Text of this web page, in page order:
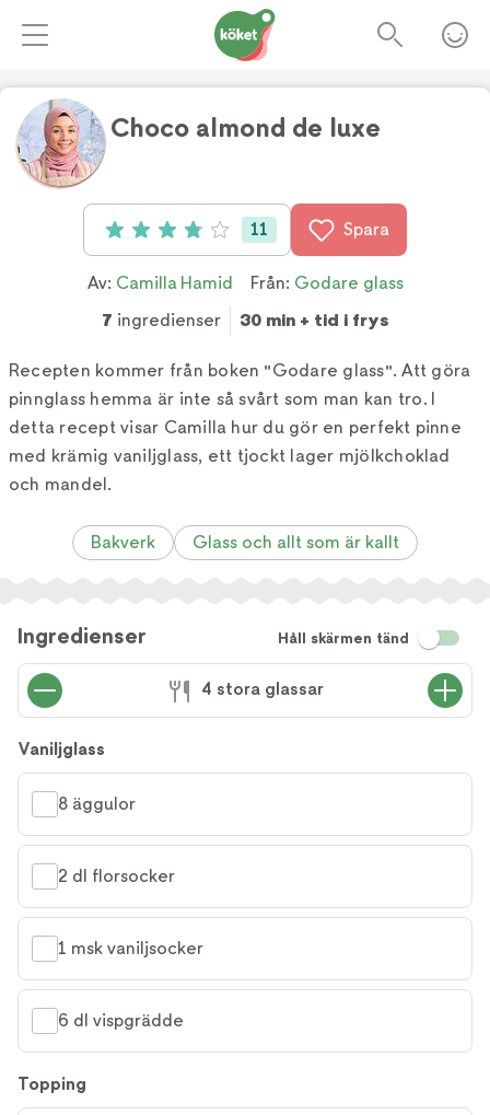
Choco almond de luxe
Betyg: 3.9 av 5 (11 röster)
11 Spara
Av: Camilla Hamid Från: Godare glass
7 ingredienser 30 min + tid i frys
Recepten kommer från boken "Godare glass". Att göra
pinnglass hemma är inte så svårt som man kan tro. I
detta recept visar Camilla hur du gör en perfekt pinne
med krämig vaniljglass, ett tjockt lager mjölkchoklad
och mandel.
Bakverk Glass och allt som är kallt
Ingredienser Håll skärmen tänd
4 stora glassar
Vaniljglass
8 äggulor
2 dl florsocker
1 msk vaniljsocker
6 dl vispgrädde
Topping